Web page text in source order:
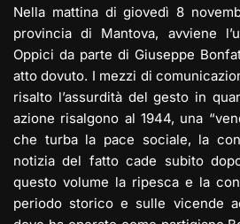
Nella mattina di giovedì 8
provincia di Mantova, avviene
Oppici da parte di Giuseppe
atto dovuto. I mezzi di
risalto l’assurdità del gesto in
azione risalgono al 1944, una
che turba la pace sociale, la
notizia del fatto cade subito
questo volume la ripesca e la
periodo storico e sulle vicende